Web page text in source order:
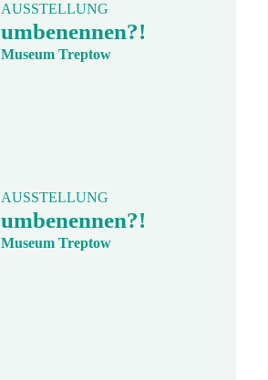
AUSSTELLUNG
umbenennen?!
Museum Treptow
AUSSTELLUNG
umbenennen?!
Museum Treptow